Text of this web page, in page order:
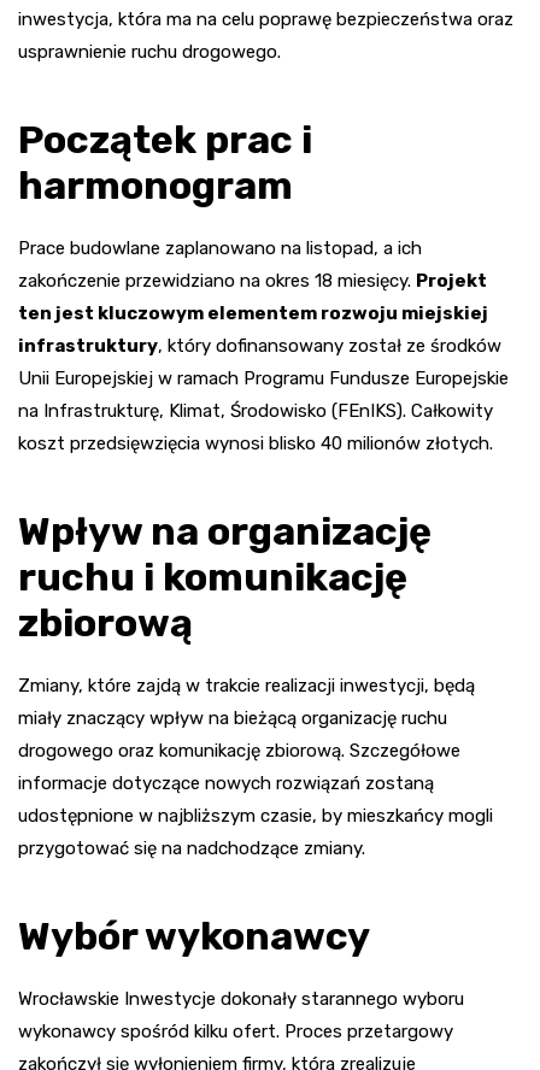
inwestycja, która ma na celu poprawę bezpieczeństwa oraz
usprawnienie ruchu drogowego.
Początek prac i
harmonogram
Prace budowlane zaplanowano na listopad, a ich
zakończenie przewidziano na okres 18 miesięcy. Projekt
ten jest kluczowym elementem rozwoju miejskiej
infrastruktury, który dofinansowany został ze środków
Unii Europejskiej w ramach Programu Fundusze Europejskie
na Infrastrukturę, Klimat, Środowisko (FEnIKS). Całkowity
koszt przedsięwzięcia wynosi blisko 40 milionów złotych.
Wpływ na organizację
ruchu i komunikację
zbiorową
Zmiany, które zajdą w trakcie realizacji inwestycji, będą
miały znaczący wpływ na bieżącą organizację ruchu
drogowego oraz komunikację zbiorową. Szczegółowe
informacje dotyczące nowych rozwiązań zostaną
udostępnione w najbliższym czasie, by mieszkańcy mogli
przygotować się na nadchodzące zmiany.
Wybór wykonawcy
Wrocławskie Inwestycje dokonały starannego wyboru
wykonawcy spośród kilku ofert. Proces przetargowy
zakończył się wyłonieniem firmy, która zrealizuje